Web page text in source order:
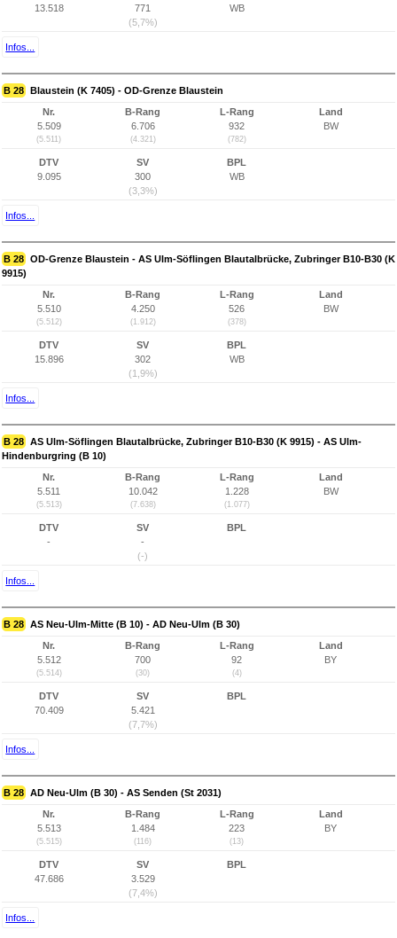
13.518
771
(5,7%)
WB
Infos...
B 28 Blaustein (K 7405) - OD-Grenze Blaustein
Nr.
5.509
(5.511)
B-Rang
6.706
(4.321)
L-Rang
932
(782)
Land
BW
DTV
9.095
SV
300
(3,3%)
BPL
WB
Infos...
B 28 OD-Grenze Blaustein - AS Ulm-Söflingen Blautalbrücke, Zubringer B10-B30 (K
9915)
Nr.
5.510
(5.512)
B-Rang
4.250
(1.912)
L-Rang
526
(378)
Land
BW
DTV
15.896
SV
302
(1,9%)
BPL
WB
Infos...
B 28 AS Ulm-Söflingen Blautalbrücke, Zubringer B10-B30 (K 9915) - AS Ulm-
Hindenburgring (B 10)
Nr.
5.511
(5.513)
B-Rang
10.042
(7.638)
L-Rang
1.228
(1.077)
Land
BW
DTV
-
SV
-
(-)
BPL
Infos...
B 28 AS Neu-Ulm-Mitte (B 10) - AD Neu-Ulm (B 30)
Nr.
5.512
(5.514)
B-Rang
700
(30)
L-Rang
92
(4)
Land
BY
DTV
70.409
SV
5.421
(7,7%)
BPL
Infos...
B 28 AD Neu-Ulm (B 30) - AS Senden (St 2031)
Nr.
5.513
(5.515)
B-Rang
1.484
(116)
L-Rang
223
(13)
Land
BY
DTV
47.686
SV
3.529
(7,4%)
BPL
Infos...